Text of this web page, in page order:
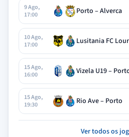
9 Ago,
17:00
Porto – Alverca
10 Ago,
17:00
Lusitania FC
15 Ago,
16:00
Vizela U19 –
15 Ago,
19:30
Rio Ave – Porto
Ver todos os